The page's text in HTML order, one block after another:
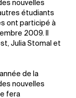
nouvelles
étudiants
ont participé à
2009. Il
Julia Stomal et
de la
nouvelles
fera